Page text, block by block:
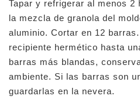
Tapar y refrigerar al menos 2
la mezcla de granola del
aluminio. Cortar en 12
recipiente hermético hasta
barras más blandas,
ambiente. Si las barras son
guardarlas en la nevera.